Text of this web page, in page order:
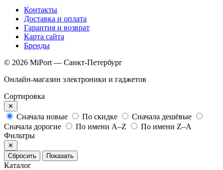
Контакты
Доставка и оплата
Гарантия и возврат
Карта сайта
Бренды
© 2026 MiPort — Санкт-Петербург
Онлайн-магазин электроники и гаджетов
Сортировка
✕
Сначала новые По скидке
Сначала дешёвые
Сначала дорогие
По имени A–Z
По имени Z–A
Фильтры
✕
Сбросить
Показать
Каталог